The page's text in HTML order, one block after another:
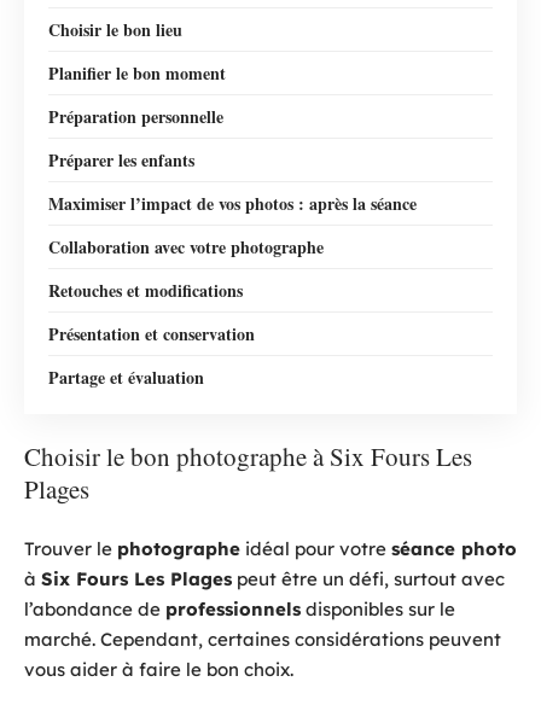
Choisir le bon lieu
Planifier le bon moment
Préparation personnelle
Préparer les enfants
Maximiser l’impact de vos photos : après la séance
Collaboration avec votre photographe
Retouches et modifications
Présentation et conservation
Partage et évaluation
Choisir le bon photographe à Six Fours Les
Plages
Trouver le photographe idéal pour votre séance photo
à Six Fours Les Plages peut être un défi, surtout avec
l’abondance de professionnels disponibles sur le
marché. Cependant, certaines considérations peuvent
vous aider à faire le bon choix.